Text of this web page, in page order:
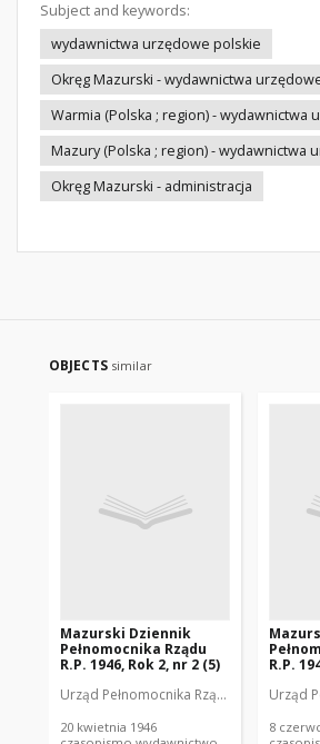
Subject and keywords:
wydawnictwa urzędowe polskie
Okręg Mazurski - wydawnictwa
Warmia (Polska ; region) - wydawnictwa
Mazury (Polska ; region) - wydawnictwa
Okręg Mazurski - administracja
OBJECTS similar
Mazurski Dziennik
Pełnomocnika Rządu
R.P. 1946, Rok 2, nr 2 (5)
Urząd Pełnomocnika Rządu R.P. w
20 kwietnia 1946
R.P.
Urząd
8